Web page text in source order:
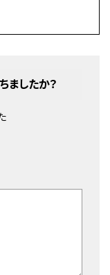
ましたか？